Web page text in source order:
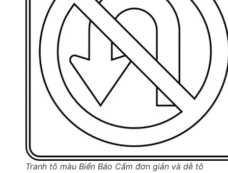
Tranh tô màu Biển Báo Cấm đơn giản và dễ tô